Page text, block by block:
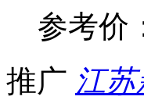
参考价
推广 江